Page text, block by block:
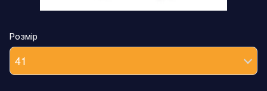
Розмір
41